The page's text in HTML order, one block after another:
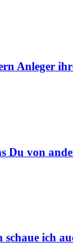
Anleger
Du von
ich